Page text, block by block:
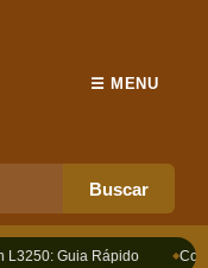
Buscar
☰ MENU
Guia Rápido